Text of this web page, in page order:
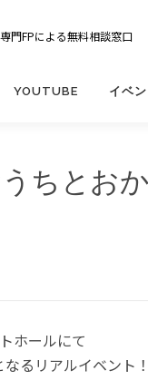
門FPによる無料相談窓口
YOUTUBE イベ
ちとお
ホールにて
るリアルイベント！